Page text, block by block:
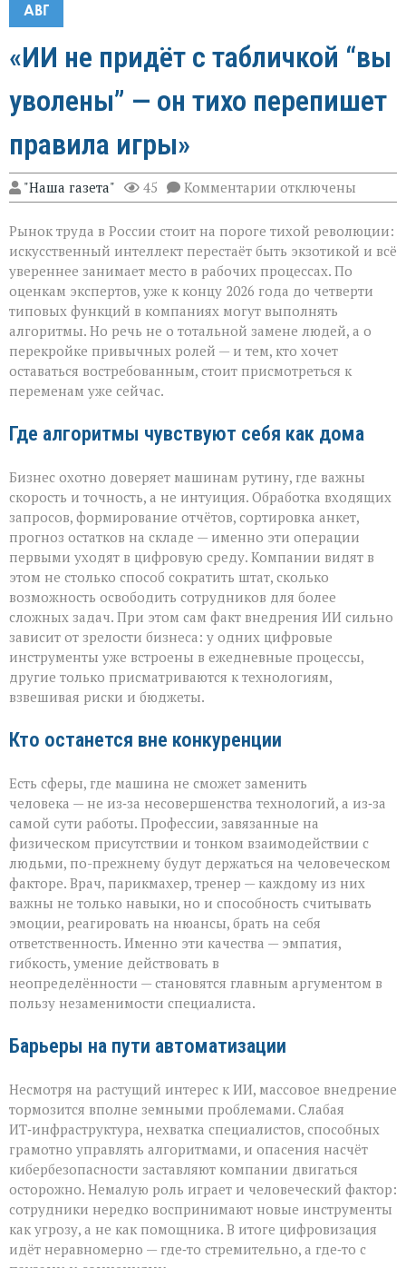
АВГ
«ИИ не придёт с табличкой “вы
уволены” — он тихо перепишет
правила игры»
"Наша газета" 45 Комментарии к
записи
не
придёт
табличкой
“вы
уволены” — он
тихо
перепишет
правила
игры»
отключены
Рынок труда в России стоит на пороге тихой революции:
искусственный интеллект перестаёт быть экзотикой и всё
увереннее занимает место в рабочих процессах. По
оценкам экспертов, уже к концу 2026 года до четверти
типовых функций в компаниях могут выполнять
алгоритмы. Но речь не о тотальной замене людей, а о
перекройке привычных ролей — и тем, кто хочет
оставаться востребованным, стоит присмотреться к
переменам уже сейчас.
Где алгоритмы чувствуют себя как дома
Бизнес охотно доверяет машинам рутину, где важны
скорость и точность, а не интуиция. Обработка входящих
запросов, формирование отчётов, сортировка анкет,
прогноз остатков на складе — именно эти операции
первыми уходят в цифровую среду. Компании видят в
этом не столько способ сократить штат, сколько
возможность освободить сотрудников для более
сложных задач. При этом сам факт внедрения ИИ сильно
зависит от зрелости бизнеса: у одних цифровые
инструменты уже встроены в ежедневные процессы,
другие только присматриваются к технологиям,
взвешивая риски и бюджеты.
Кто останется вне конкуренции
Есть сферы, где машина не сможет заменить
человека — не из‑за несовершенства технологий, а из‑за
самой сути работы. Профессии, завязанные на
физическом присутствии и тонком взаимодействии с
людьми, по-прежнему будут держаться на человеческом
факторе. Врач, парикмахер, тренер — каждому из них
важны не только навыки, но и способность считывать
эмоции, реагировать на нюансы, брать на себя
ответственность. Именно эти качества — эмпатия,
гибкость, умение действовать в
неопределённости — становятся главным аргументом в
пользу незаменимости специалиста.
Барьеры на пути автоматизации
Несмотря на растущий интерес к ИИ, массовое внедрение
тормозится вполне земными проблемами. Слабая
ИТ‑инфраструктура, нехватка специалистов, способных
грамотно управлять алгоритмами, и опасения насчёт
кибербезопасности заставляют компании двигаться
осторожно. Немалую роль играет и человеческий фактор:
сотрудники нередко воспринимают новые инструменты
как угрозу, а не как помощника. В итоге цифровизация
идёт неравномерно — где‑то стремительно, а где‑то с